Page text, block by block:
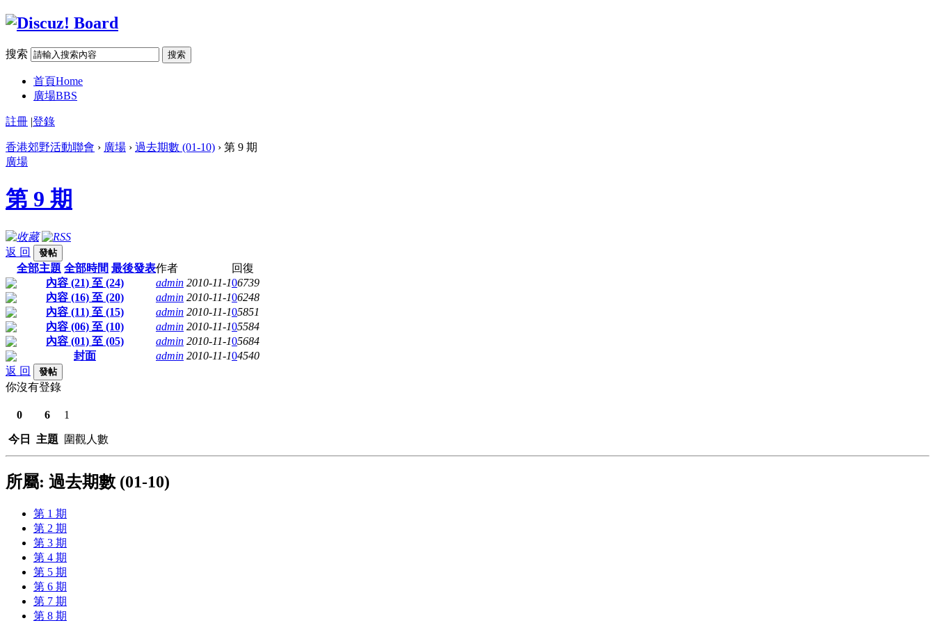
搜索 搜索
首頁Home
廣場BBS
註冊 |登錄
香港郊野活動聯會 › 廣場 › 過去期數 (01-10) › 第 9 期
廣場
第 9 期
返 回 發帖
全部主題 全部時間 最後發表作者
回復
內容 (21) 至 (24)
admin 2010-11-106739
內容 (16) 至 (20)
admin 2010-11-106248
內容 (11) 至 (15)
admin 2010-11-105851
內容 (06) 至 (10)
admin 2010-11-105584
內容 (01) 至 (05)
admin 2010-11-105684
封面
admin 2010-11-104540
返 回
發帖
你沒有登錄
0
今日
6
主題
1
圍觀人數
所屬: 過去期數 (01-10)
第 1 期
第 2 期
第 3 期
第 4 期
第 5 期
第 6 期
第 7 期
第 8 期